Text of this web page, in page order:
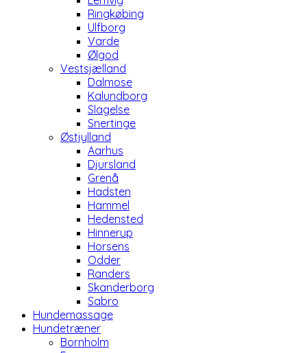
Ringkøbing
Ulfborg
Varde
Ølgod
Vestsjælland
Dalmose
Kalundborg
Slagelse
Snertinge
Østjylland
Aarhus
Djursland
Grenå
Hadsten
Hammel
Hedensted
Hinnerup
Horsens
Odder
Randers
Skanderborg
Sabro
Hundemassage
Hundetræner
Bornholm